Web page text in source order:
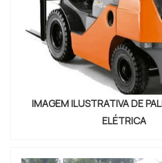
hidráulica, mais do
lucratividade, deve
serviços que tenham
precisão, características
mostram o
com seus clientes.É
que o produto deve
com companhias
IMAGEM ILUSTRATIVA DE
ELÉTRICA